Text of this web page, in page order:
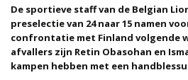
De sportieve staff van de Belgian
preselectie van 24 naar 15 namen
confrontatie met Finland volgende
afvallers zijn Retin Obasohan en
kampen hebben met een